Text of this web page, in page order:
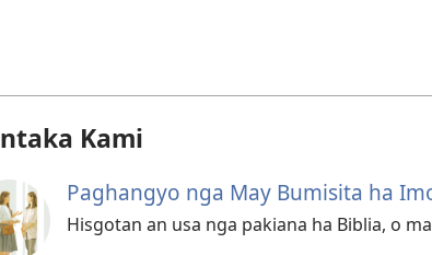
Kami
Paghangyo nga May Bumisita ha
Hisgotan an usa nga pakiana ha Biblia, o